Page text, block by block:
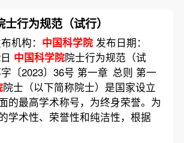
士行为规范（试行）
机构： 中国科学院发布日期：
中国科学院院士行为规范（试
〔2023〕36号 第一章 总则 第一
院士（以下简称院士）是国家设立
的最高学术称号，为终身荣誉。为
学术性、荣誉性和纯洁性，根据